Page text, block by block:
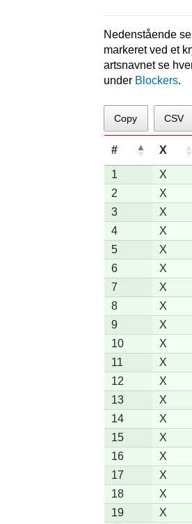
Nedenstående
markeret ved et
artsnavnet se
under Blockers.
Copy CSV
# X
1 X
2
X
3
X
4
X
5
X
6
X
7
X
8
X
9
X
10
X
11
X
12
X
13
X
14
X
15
X
16
X
17
X
18
X
19
X